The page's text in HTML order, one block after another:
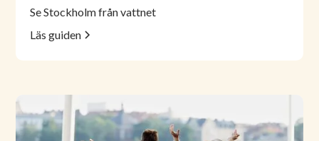
Se Stockholm från vattnet
Läs guiden